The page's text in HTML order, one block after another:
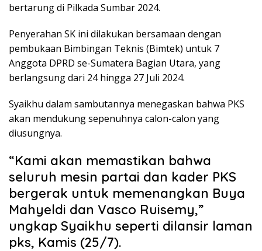
bertarung di Pilkada Sumbar 2024.
Penyerahan SK ini dilakukan bersamaan dengan
pembukaan Bimbingan Teknis (Bimtek) untuk 7
Anggota DPRD se-Sumatera Bagian Utara, yang
berlangsung dari 24 hingga 27 Juli 2024.
Syaikhu dalam sambutannya menegaskan bahwa PKS
akan mendukung sepenuhnya calon-calon yang
diusungnya.
“Kami akan memastikan bahwa
seluruh mesin partai dan kader PKS
bergerak untuk memenangkan Buya
Mahyeldi dan Vasco Ruisemy,”
ungkap Syaikhu seperti dilansir laman
pks, Kamis (25/7).